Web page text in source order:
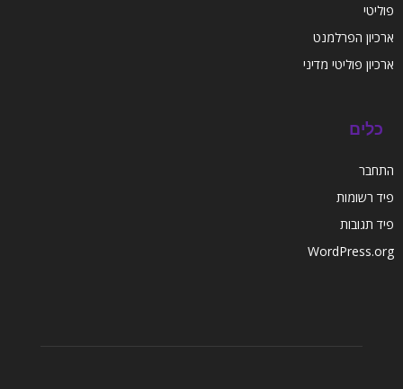
פוליטי
ארכיון הפרלמנט
ארכיון פוליטי מדיני
כלים
התחבר
פיד רשומות
פיד תגובות
WordPress.org